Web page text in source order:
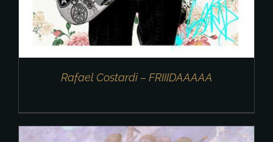
Rafael Costardi – FRIIIDAAAAA